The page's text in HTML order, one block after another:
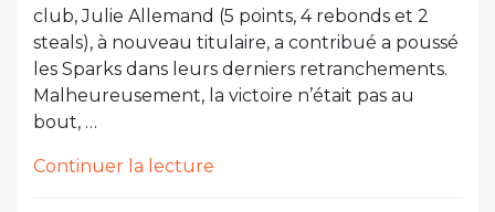
club, Julie Allemand (5 points, 4 rebonds et 2
steals), à nouveau titulaire, a contribué a poussé
les Sparks dans leurs derniers retranchements.
Malheureusement, la victoire n’était pas au
bout, …
Continuer la lecture